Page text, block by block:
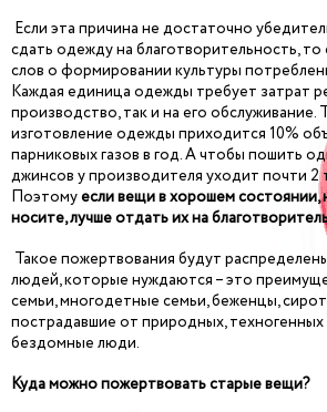
Если эта причина не достаточно
сдать одежду на благотворительность,
слов о формировании культуры
Каждая единица одежды требует затрат
производство, так и на его обслуживание.
изготовление одежды приходится 10%
парниковых газов в год. А чтобы пошить
джинсов у производителя уходит почти 2
Поэтомуесли вещи в хорошем состоянии,
носите, лучше отдать их на
Такое пожертвования будут
людей, которые нуждаются – это
семьи, многодетные семьи, беженцы,
пострадавшие от природных,
бездомные люди.
Куда можно пожертвовать старые вещи?